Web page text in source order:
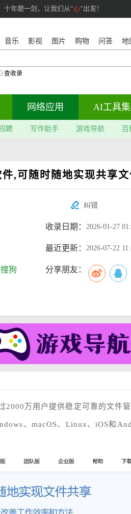
十年磨一剑，让我们从“心”出发！
音乐 影视 图片 购物 问答 地
查收录
网络应用 AI工具集
聘 写作助手 游戏导航 百
,可随时随地实现共享文
纠错
收录日期： 2026-01-27
最近更新： 2026-07-22
搜狗 分享朋友：
万用户提供稳定可靠的文件管
、macOS、Linux、iOS和